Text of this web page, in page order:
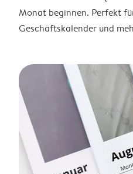
Monat beginnen. Perfekt
Geschäftskalender und